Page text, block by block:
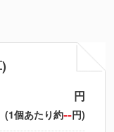
円
(1個あたり約--円)